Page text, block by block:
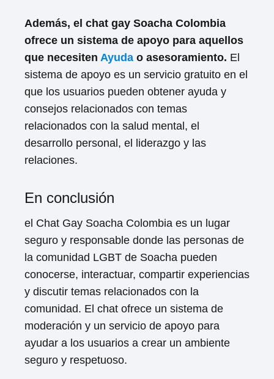
Además, el chat gay Soacha Colombia
ofrece un sistema de apoyo para aquellos
que necesiten Ayuda o asesoramiento. El
sistema de apoyo es un servicio gratuito en el
que los usuarios pueden obtener ayuda y
consejos relacionados con temas
relacionados con la salud mental, el
desarrollo personal, el liderazgo y las
relaciones.
En conclusión
el Chat Gay Soacha Colombia es un lugar
seguro y responsable donde las personas de
la comunidad LGBT de Soacha pueden
conocerse, interactuar, compartir experiencias
y discutir temas relacionados con la
comunidad. El chat ofrece un sistema de
moderación y un servicio de apoyo para
ayudar a los usuarios a crear un ambiente
seguro y respetuoso.